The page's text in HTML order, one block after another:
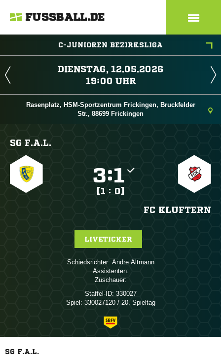
FUSSBALL.DE
C-JUNIOREN BEZIRKSLIGA
 
 
Rasenplatz, HSM-Sportzentrum Frickingen, Bruckfelder
Str., 88699 Frickingen
SG F.A.L.
:
[1 : 0]
FC KLUFTERN
LIVETICKER
Schiedsrichter:  
Assistenten:
Zuschauer:
Staffel-ID: 330027
Spiel: 330027120 / 20. Spieltag
SG F.A.L.